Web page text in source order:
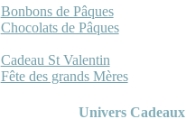
Bonbons de Pâques
Chocolats de Pâques
Cadeau St Valentin
Fête des grands Mères
Univers Cadeaux